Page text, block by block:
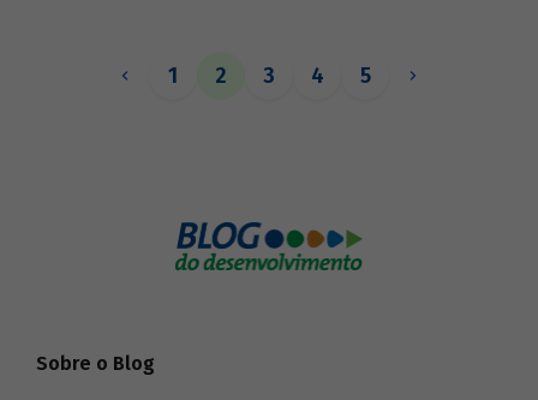
climática. Para exercer esse papel, no
1 2 3 4 5
Sobre o Blog